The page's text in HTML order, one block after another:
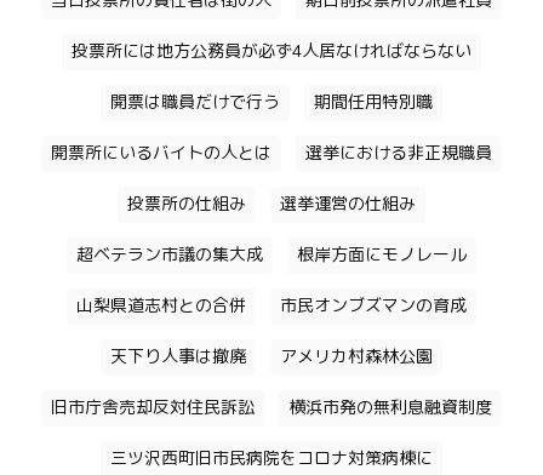
投票所には地方公務員が必ず4人居なければならない
開票は職員だけで行う 期間任用特別職
開票所にいるバイトの人とは 選挙における非正規職員
投票所の仕組み 選挙運営の仕組み
超ベテラン市議の集大成 根岸方面にモノレール
山梨県道志村との合併 市民オンブズマンの育成
天下り人事は撤廃 アメリカ村森林公園
旧市庁舎売却反対住民訴訟 横浜市発の無利息融資制度
三ツ沢西町旧市民病院をコロナ対策病棟に